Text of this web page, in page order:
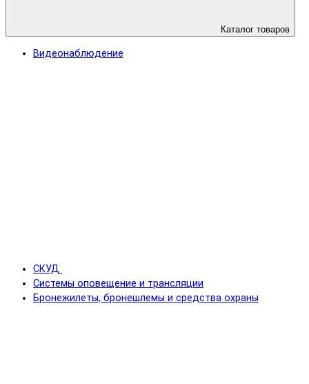
Каталог товаров
Видеонаблюдение
СКУД
Системы оповещение и трансляции
Бронежилеты, бронешлемы и средства охраны